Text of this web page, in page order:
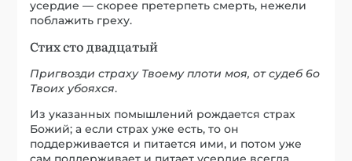
усердие — скорее претерпеть смерть, нежели
поблажить греху.
Стих сто двадцатый
Пригвозди страху Твоему плоти моя, от судеб 6о
Твоих убояхся.
Из указанных помышлений рождается страх
Божий; а если страх уже есть, то он
поддерживается и питается ими, и потом уже